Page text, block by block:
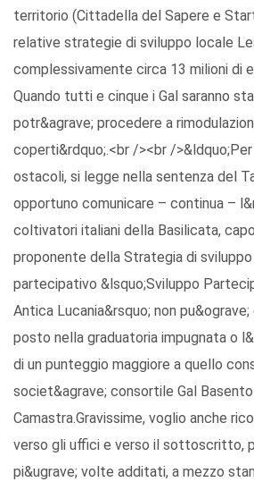
territorio (Cittadella del Sapere e
relative strategie di sviluppo locale
complessivamente circa 13 milioni di
Quando tutti e cinque i Gal saranno
potr&agrave; procedere a
coperti&rdquo;.<br /><br /
ostacoli, si legge nella sentenza del
opportuno comunicare – continua –
coltivatori italiani della Basilicata,
proponente della Strategia di
partecipativo &lsquo;Sviluppo
Antica Lucania&rsquo; non
posto nella graduatoria impugnata o
di un punteggio maggiore a quello
societ&agrave; consortile Gal Basento
Camastra.Gravissime, voglio anche
verso gli uffici e verso il sottoscritto,
pi&ugrave; volte additati, a mezzo